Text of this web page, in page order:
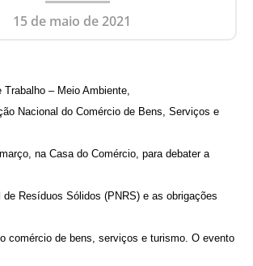
15 de maio de 2021
– Meio Ambiente,
Nacional do Comércio de Bens, Serviços e
na Casa do Comércio, para debater a
Resíduos Sólidos (PNRS) e as obrigações
comércio de bens, serviços e turismo. O evento